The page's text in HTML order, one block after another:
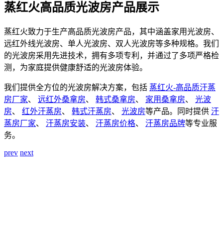
蒸红火高品质光波房产品展示
蒸红火致力于生产高品质光波房产品，其中涵盖家用光波房、
远红外线光波房、单人光波房、双人光波房等多种规格。我们
的光波房采用先进技术，拥有多项专利，并通过了多项严格检
测，为家庭提供健康舒适的光波房体验。
我们提供全方位的光波房解决方案，包括 蒸红火-高品质汗蒸
房厂家、 远红外桑拿房、 韩式桑拿房、 家用桑拿房、 光波
房、 红外汗蒸房、 韩式汗蒸房、 光波房等产品。同时提供 汗
蒸房厂家、 汗蒸房安装、 汗蒸房价格、 汗蒸房品牌等专业服
务。
prev next